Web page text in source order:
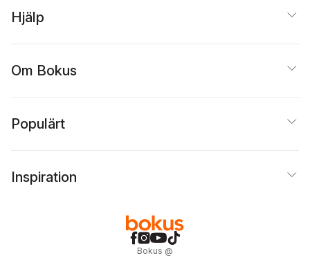
Hjälp
Om Bokus
Populärt
Inspiration
Bokus @